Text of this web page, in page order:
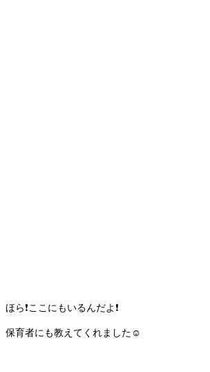
ほら❗️ここにもいるんだよ❗️
保育者にも教えてくれました☺️